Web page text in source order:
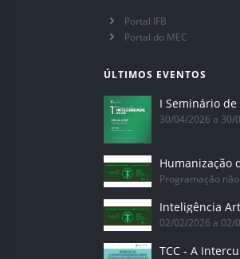
Portal IFB
Portal do MEC
ÚLTIMOS EVENTOS
I Seminário
30/04/2026 a 30/
Humanização
Programação
02/02/2026 a 02/